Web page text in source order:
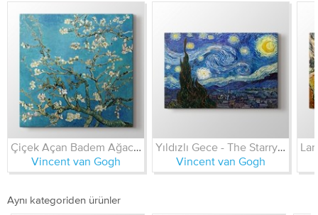
Çiçek Açan Badem Ağacı - Almond Blossom
Vincent van Gogh
Yıldızlı Gece - The Starry Night
Vincent van Gogh
Aynı kategoriden ürünler